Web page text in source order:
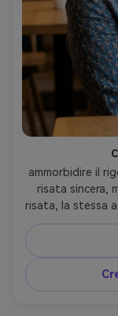
ammorbidire il
risata sincera,
risata, la stessa
la struttura
originale e